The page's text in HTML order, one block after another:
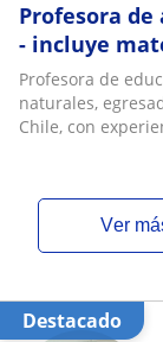
Profesora
- incluye
Profesora de
naturales,
Chile, con
ver
Destacado